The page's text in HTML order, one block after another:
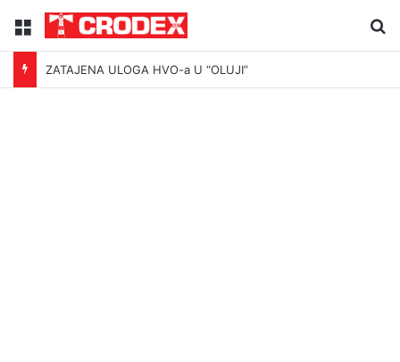
Menu
ZATAJENA ULOGA HVO-a U “OLUJI”